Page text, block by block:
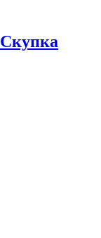
Скупка